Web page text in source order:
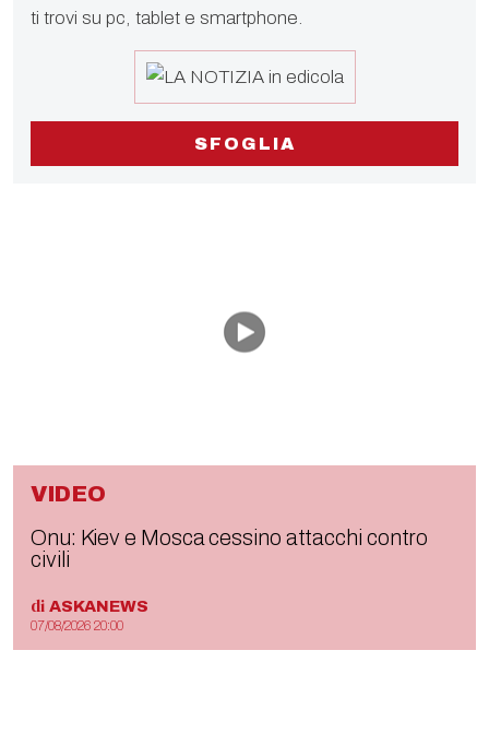
ti trovi su pc, tablet e smartphone.
SFOGLIA
VIDEO
Onu: Kiev e Mosca cessino attacchi contro
civili
di ASKANEWS
07/08/2026 20:00